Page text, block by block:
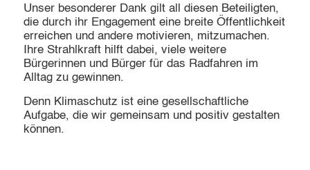
Unser besonderer Dank gilt all diesen Beteiligten,
die durch ihr Engagement eine breite Öffentlichkeit
erreichen und andere motivieren, mitzumachen.
Ihre Strahlkraft hilft dabei, viele weitere
Bürgerinnen und Bürger für das Radfahren im
Alltag zu gewinnen.
Denn Klimaschutz ist eine gesellschaftliche
Aufgabe, die wir gemeinsam und positiv gestalten
können.